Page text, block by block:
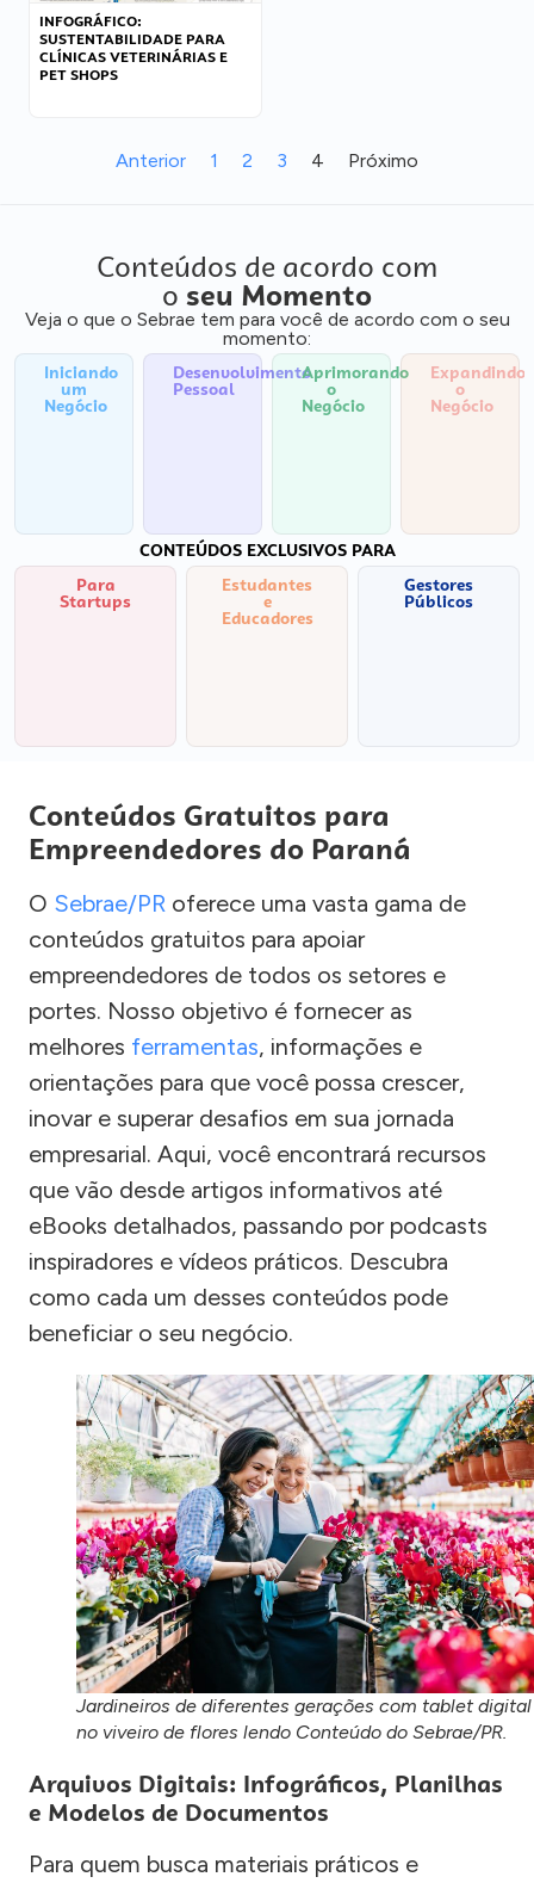
INFOGRÁFICO:
SUSTENTABILIDADE PARA
CLÍNICAS VETERINÁRIAS E
PET SHOPS
Anterior 1 2 3 4 Próximo
Conteúdos de acordo com
o seu Momento
Veja o que o Sebrae tem para você de acordo com o seu
momento:
Iniciando
um
Negócio
Desenvolvimento
Pessoal
Aprimorando
o
Negócio
Expandindo
o
Negócio
CONTEÚDOS EXCLUSIVOS PARA
Para
Startups
Estudantes
e
Educadores
Gestores
Públicos
Conteúdos Gratuitos para
Empreendedores do Paraná
O Sebrae/PR oferece uma vasta gama de
conteúdos gratuitos para apoiar
empreendedores de todos os setores e
portes. Nosso objetivo é fornecer as
melhores ferramentas, informações e
orientações para que você possa crescer,
inovar e superar desafios em sua jornada
empresarial. Aqui, você encontrará recursos
que vão desde artigos informativos até
eBooks detalhados, passando por podcasts
inspiradores e vídeos práticos. Descubra
como cada um desses conteúdos pode
beneficiar o seu negócio.
Jardineiros de diferentes gerações com tablet digital
no viveiro de flores lendo Conteúdo do Sebrae/PR.
Arquivos Digitais: Infográficos, Planilhas
e Modelos de Documentos
Para quem busca materiais práticos e